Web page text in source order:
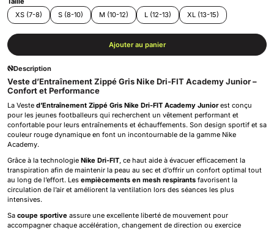
XS (7-8)
S (8-10) M (10-12) L (12-13) XL (13-15)
Ajouter au panier
Description
Veste d’Entraînement Zippé Gris Nike Dri-FIT Academy Junior –
Confort et Performance
La Veste d’Entraînement Zippé Gris Nike Dri-FIT Academy Juniorest conçu
pour les jeunes footballeurs qui recherchent un vêtement performant et
confortable pour leurs entraînements et échauffements. Son design sportif et sa
couleur rouge dynamique en font un incontournable de la gamme Nike
Academy.
Grâce à la technologie Nike Dri-FIT, ce haut aide à évacuer efficacement la
transpiration afin de maintenir la peau au sec et d’offrir un confort optimal tout
au long de l’effort. Les empiècements en mesh respirants favorisent la
circulation de l’air et améliorent la ventilation lors des séances les plus
intensives.
Sa coupe sportive assure une excellente liberté de mouvement pour
accompagner chaque accélération, changement de direction ou exercice